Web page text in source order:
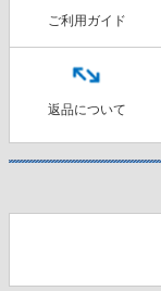
ご利用ガイド
返品について